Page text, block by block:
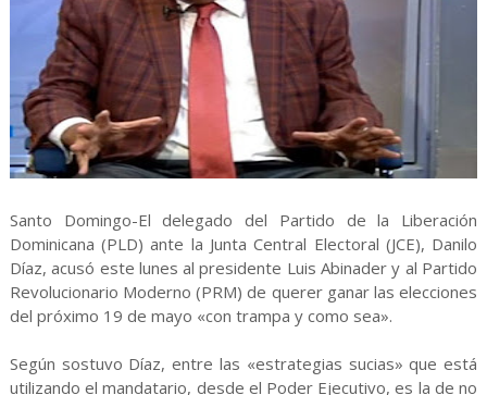
Santo Domingo-El delegado del Partido de la Liberación
Dominicana (PLD) ante la Junta Central Electoral (JCE), Danilo
Díaz, acusó este lunes al presidente Luis Abinader y al Partido
Revolucionario Moderno (PRM) de querer ganar las elecciones
del próximo 19 de mayo «con trampa y como sea».
Según sostuvo Díaz, entre las «estrategias sucias» que está
utilizando el mandatario, desde el Poder Ejecutivo, es la de no